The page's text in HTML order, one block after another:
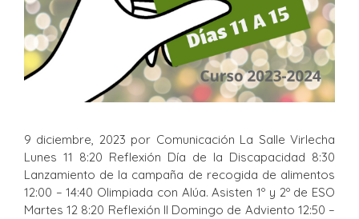
9 diciembre, 2023 por Comunicación La Salle Virlecha
Lunes 11 8:20 Reflexión Día de la Discapacidad 8:30
Lanzamiento de la campaña de recogida de alimentos
12:00 – 14:40 Olimpiada con Alúa. Asisten 1º y 2º de ESO
Martes 12 8:20 Reflexión II Domingo de Adviento 12:50 –